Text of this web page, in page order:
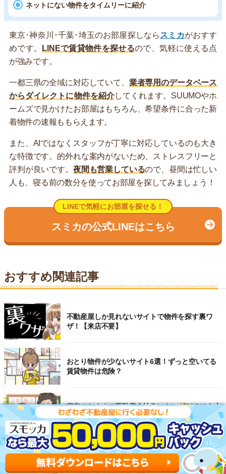
ネットにない物件をタイムリーに紹介
東京･神奈川･千葉･埼玉のお部屋探しなら スミカがおすす
めです。
LINEで賃貸物件を探せるので、気軽に使える点
が強みです。
一都三県の全域に対応していて、 業者専用のデータベース
からダイレクトに物件を紹介してくれます。SUUMOやホ
ームズで見かけたお部屋はもちろん、希望条件に合った新
着物件の速報ももらえます。
また、AIではなくスタッフが丁寧に対応しているのも大き
な特徴です。的外れな案内がないため、ストレスフリーと
評判が良いです。 夜間も営業しているので、昼間は忙しい
人も、寝る前の数分を使ってお部屋を探してみましょう！
LINEで気軽にお部屋を探せる！
スミカの公式LINEはこちら
おすすめ関連記事
不動産屋しか見れないサイトで物件を探す裏ワ
ザ！【来店不要】
おとり物件が少ないサイト6選！ずっと空いてる
賃貸物件は危険？
東京のおすすめ不動産会社ランキングTOP10を大
公開！
【2026年】仲介手数料が安い不動産会社ランキン
グ20選！無料～半額の会社を徹底比較